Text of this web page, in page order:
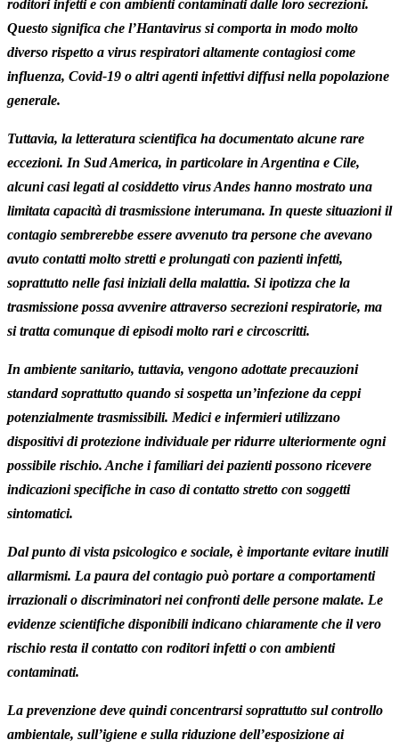
roditori infetti e con ambienti contaminati dalle loro secrezioni.
Questo significa che l’Hantavirus si comporta in modo molto
diverso rispetto a virus respiratori altamente contagiosi come
influenza, Covid-19 o altri agenti infettivi diffusi nella popolazione
generale.
Tuttavia, la letteratura scientifica ha documentato alcune rare
eccezioni. In Sud America, in particolare in Argentina e Cile,
alcuni casi legati al cosiddetto virus Andes hanno mostrato una
limitata capacità di trasmissione interumana. In queste situazioni il
contagio sembrerebbe essere avvenuto tra persone che avevano
avuto contatti molto stretti e prolungati con pazienti infetti,
soprattutto nelle fasi iniziali della malattia. Si ipotizza che la
trasmissione possa avvenire attraverso secrezioni respiratorie, ma
si tratta comunque di episodi molto rari e circoscritti.
In ambiente sanitario, tuttavia, vengono adottate precauzioni
standard soprattutto quando si sospetta un’infezione da ceppi
potenzialmente trasmissibili. Medici e infermieri utilizzano
dispositivi di protezione individuale per ridurre ulteriormente ogni
possibile rischio. Anche i familiari dei pazienti possono ricevere
indicazioni specifiche in caso di contatto stretto con soggetti
sintomatici.
Dal punto di vista psicologico e sociale, è importante evitare inutili
allarmismi. La paura del contagio può portare a comportamenti
irrazionali o discriminatori nei confronti delle persone malate. Le
evidenze scientifiche disponibili indicano chiaramente che il vero
rischio resta il contatto con roditori infetti o con ambienti
contaminati.
La prevenzione deve quindi concentrarsi soprattutto sul controllo
ambientale, sull’igiene e sulla riduzione dell’esposizione ai